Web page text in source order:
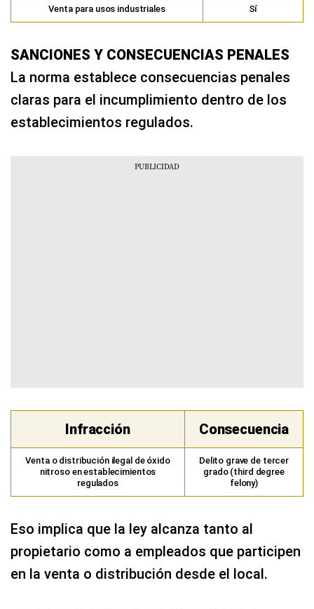
Venta para usos industriales Sí
SANCIONES Y CONSECUENCIAS PENALES
La norma establece consecuencias penales
claras para el incumplimiento dentro de los
establecimientos regulados.
Infracción Consecuencia
Venta o distribución ilegal de óxido
nitroso en establecimientos
regulados
Delito grave de tercer
grado (third degree
felony)
Eso implica que la ley alcanza tanto al
propietario como a empleados que participen
en la venta o distribución desde el local.